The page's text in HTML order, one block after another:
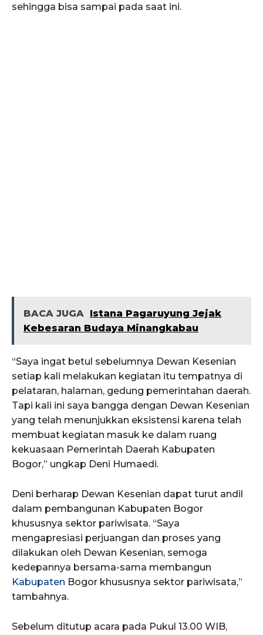
sehingga bisa sampai pada saat ini.
BACA JUGA Istana Pagaruyung Jejak
Kebesaran Budaya Minangkabau
“Saya ingat betul sebelumnya Dewan Kesenian
setiap kali melakukan kegiatan itu tempatnya di
pelataran, halaman, gedung pemerintahan daerah.
Tapi kali ini saya bangga dengan Dewan Kesenian
yang telah menunjukkan eksistensi karena telah
membuat kegiatan masuk ke dalam ruang
kekuasaan Pemerintah Daerah Kabupaten
Bogor,” ungkap Deni Humaedi.
Deni berharap Dewan Kesenian dapat turut andil
dalam pembangunan Kabupaten Bogor
khususnya sektor pariwisata. “Saya
mengapresiasi perjuangan dan proses yang
dilakukan oleh Dewan Kesenian, semoga
kedepannya bersama-sama membangun
Kabupaten Bogor khususnya sektor pariwisata,”
tambahnya.
Sebelum ditutup acara pada Pukul 13.00 WIB,